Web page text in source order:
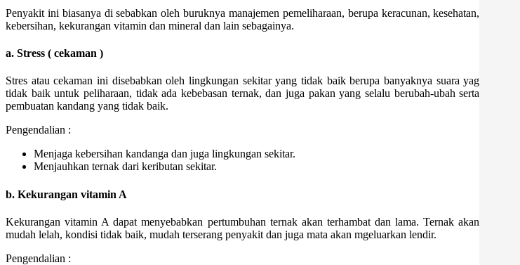
Penyakit ini biasanya di sebabkan oleh buruknya manajemen pemeliharaan, berupa keracunan, kesehatan,
kebersihan, kekurangan vitamin dan mineral dan lain sebagainya.
a. Stress ( cekaman )
Stres atau cekaman ini disebabkan oleh lingkungan sekitar yang tidak baik berupa banyaknya suara yag
tidak baik untuk peliharaan, tidak ada kebebasan ternak, dan juga pakan yang selalu berubah-ubah serta
pembuatan kandang yang tidak baik.
Pengendalian :
Menjaga kebersihan kandanga dan juga lingkungan sekitar.
Menjauhkan ternak dari keributan sekitar.
b. Kekurangan vitamin A
Kekurangan vitamin A dapat menyebabkan pertumbuhan ternak akan terhambat dan lama. Ternak akan
mudah lelah, kondisi tidak baik, mudah terserang penyakit dan juga mata akan mgeluarkan lendir.
Pengendalian :